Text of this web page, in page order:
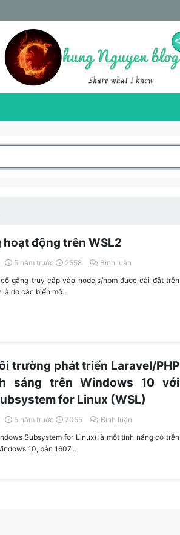
hoạt động trên WSL2
5 năm trước 2558
Bình luận
gắng truy cập vào nodejs/npm được cài đặt trên
do các biến mô...
trường phát triển Laravel/PHP
sáng trên Windows 10 với
for Linux (WSL)
5 năm trước 7055
Bình luận
Subsystem for Linux) là một tính năng có trên
10, bản 1607...